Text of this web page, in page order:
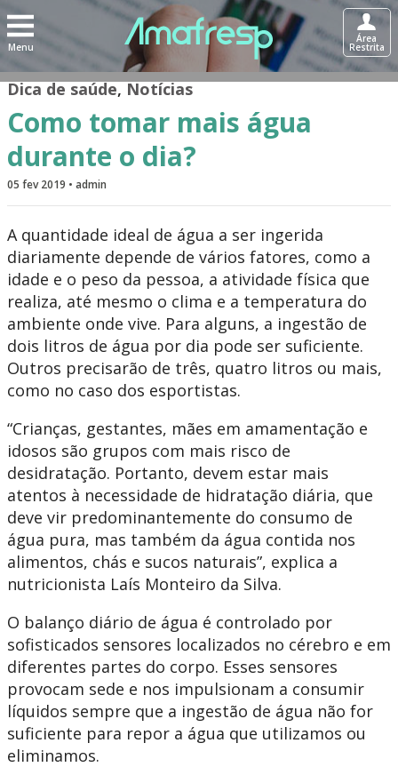
Menu
Área
Restrita
Dica de saúde,Notícias
Como tomar mais água
durante o dia?
05 fev 2019 • admin
A quantidade ideal de água a ser ingerida
diariamente depende de vários fatores, como a
idade e o peso da pessoa, a atividade física que
realiza, até mesmo o clima e a temperatura do
ambiente onde vive. Para alguns, a ingestão de
dois litros de água por dia pode ser suficiente.
Outros precisarão de três, quatro litros ou mais,
como no caso dos esportistas.
“Crianças, gestantes, mães em amamentação e
idosos são grupos com mais risco de
desidratação. Portanto, devem estar mais
atentos à necessidade de hidratação diária, que
deve vir predominantemente do consumo de
água pura, mas também da água contida nos
alimentos, chás e sucos naturais”, explica a
nutricionista Laís Monteiro da Silva.
O balanço diário de água é controlado por
sofisticados sensores localizados no cérebro e em
diferentes partes do corpo. Esses sensores
provocam sede e nos impulsionam a consumir
líquidos sempre que a ingestão de água não for
suficiente para repor a água que utilizamos ou
eliminamos.